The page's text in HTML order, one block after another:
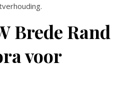
Brede Rand
voor